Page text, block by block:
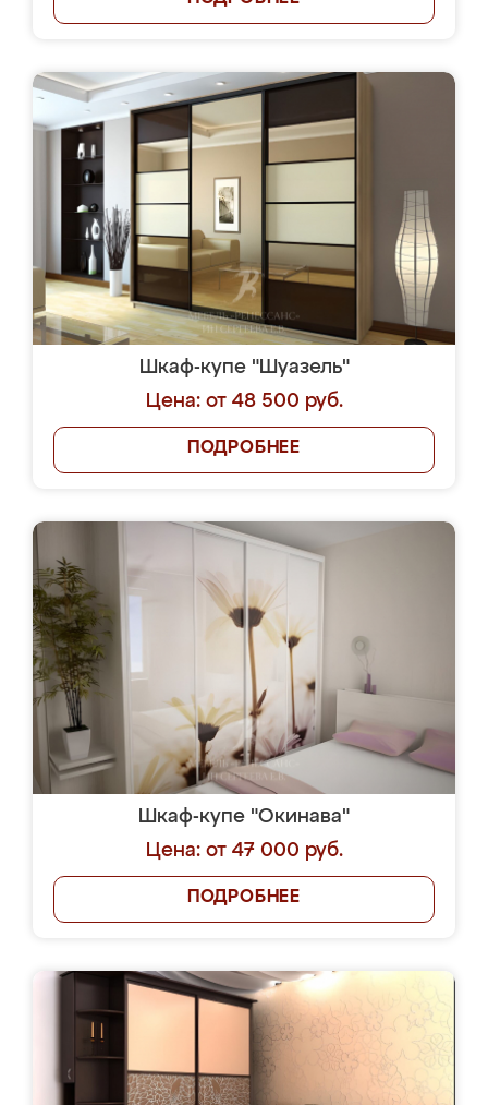
Шкаф-купе "Шуазель"
Цена: от 48 500 руб.
ПОДРОБНЕЕ
Шкаф-купе "Окинава"
Цена: от 47 000 руб.
ПОДРОБНЕЕ